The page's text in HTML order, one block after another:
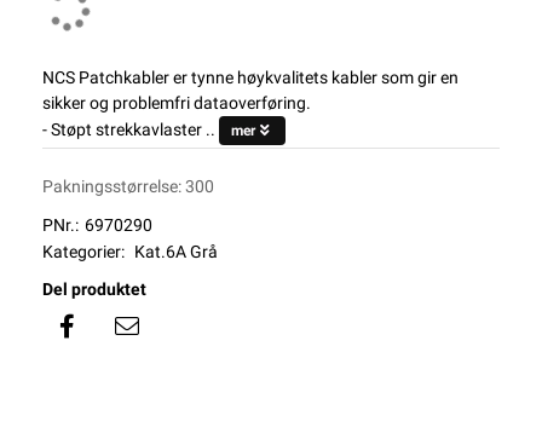
NCS Patchkabler er tynne høykvalitets kabler som gir en
sikker og problemfri dataoverføring.
- Støpt strekkavlaster ..
mer
Pakningsstørrelse: 300
PNr.: 6970290
Kategorier: Kat.6A Grå
Del produktet